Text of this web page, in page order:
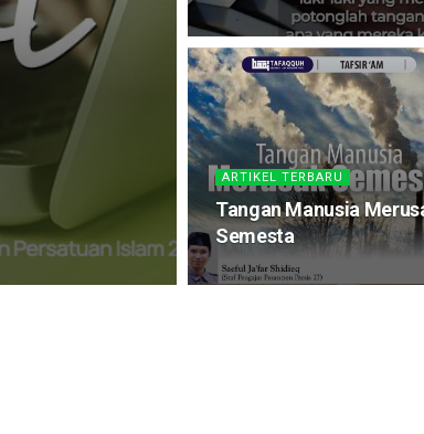
ARTIKEL TERBARU
Tangan Manusia
Semesta